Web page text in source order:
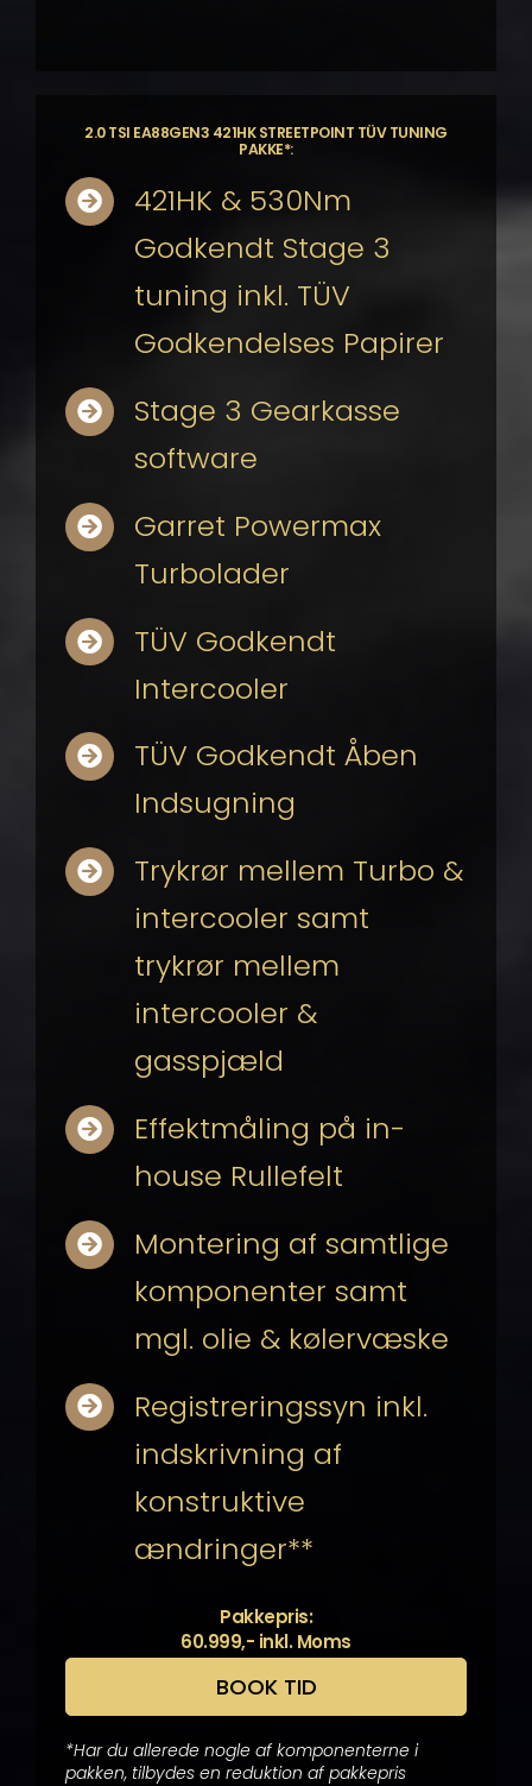
2.0 TSI EA88GEN3 421HK STREETPOINT TÜV TUNING
PAKKE*:
421HK & 530Nm
Godkendt Stage 3
tuning inkl. TÜV
Godkendelses Papirer
Stage 3 Gearkasse
software
Garret Powermax
Turbolader
TÜV Godkendt
Intercooler
TÜV Godkendt Åben
Indsugning
Trykrør mellem Turbo &
intercooler samt
trykrør mellem
intercooler &
gasspjæld
Effektmåling på in-
house Rullefelt
Montering af samtlige
komponenter samt
mgl. olie & kølervæske
Registreringssyn inkl.
indskrivning af
konstruktive
ændringer**
Pakkepris:
60.999,- inkl. Moms
BOOK TID
*Har du allerede nogle af komponenterne i
pakken, tilbydes en reduktion af pakkepris